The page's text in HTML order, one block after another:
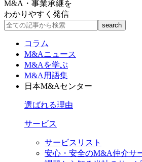
M&A・事業承継を
わかりやすく発信
コラム
M&Aニュース
M&Aを学ぶ
M&A用語集
日本M&Aセンター
選ばれる理由
サービス
サービスリスト
安心・安全のM&A仲介サ